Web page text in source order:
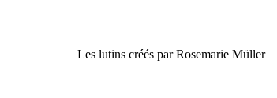
Les lutins créés par Rosemarie Müller